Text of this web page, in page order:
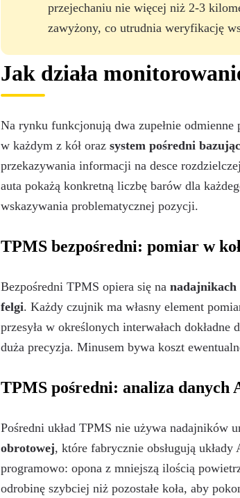
przejechaniu nie więcej niż 2-3
zawyżony, co utrudnia weryfikację
Jak działa
Na rynku funkcjonują dwa zupełnie odmienne
w każdym z kół oraz system pośredni
przekazywania informacji na desce
auta pokażą konkretną liczbę barów dla
wskazywania problematycznej pozycji.
TPMS bezpośredni: pomiar w
Bezpośredni TPMS opiera się na nadajnikach
felgi. Każdy czujnik ma własny element
przesyła w określonych interwałach
duża precyzja. Minusem bywa koszt
TPMS pośredni: analiza danych
Pośredni układ TPMS nie używa nadajników
obrotowej, które fabrycznie obsługują
programowo: opona z mniejszą ilością
odrobinę szybciej niż pozostałe koła, aby